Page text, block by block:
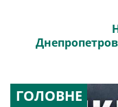
ГОЛОВНЕ